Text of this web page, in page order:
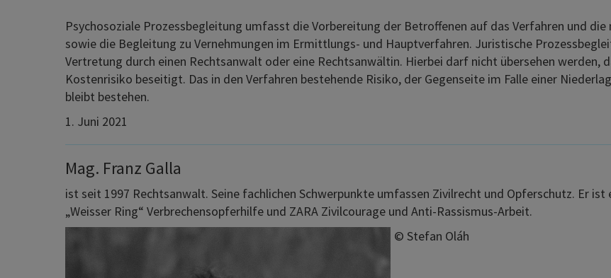
Psychosoziale Prozessbegleitung umfasst die Vorbereitung der Betroffenen auf das Verfahren und
sowie die Begleitung zu Vernehmungen im Ermittlungs- und Hauptverfahren. Juristische
Vertretung durch einen Rechtsanwalt oder eine Rechtsanwältin. Hierbei darf nicht übersehen werden,
Kostenrisiko beseitigt. Das in den Verfahren bestehende Risiko, der Gegenseite im Falle einer
bleibt bestehen.
1. Juni 2021
Mag. Franz Galla
ist seit 1997 Rechtsanwalt. Seine fachlichen Schwerpunkte umfassen Zivilrecht und Opferschutz. Er
„Weisser Ring“ Verbrechensopferhilfe und ZARA Zivilcourage und Anti-Rassismus-Arbeit.
© Stefan Oláh